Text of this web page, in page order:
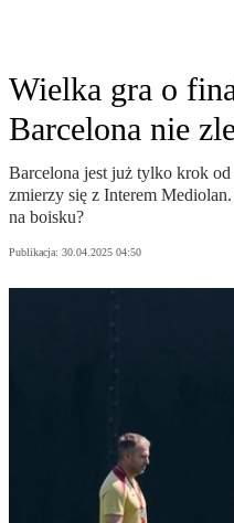
Wielka gra o
Barcelona nie
Barcelona jest już tylko krok
zmierzy się z Interem
na boisku?
Publikacja: 30.04.2025 04:50